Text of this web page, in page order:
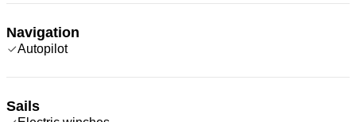
Navigation
Autopilot
Sails